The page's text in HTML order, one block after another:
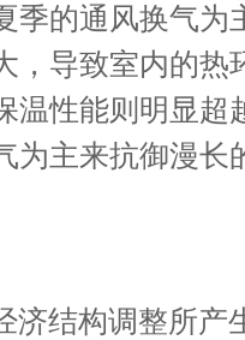
季的通风换气
，导致室内的
温性能则明显
为主来抗御漫
结构调整所产